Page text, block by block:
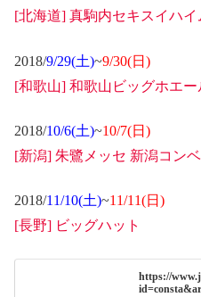
[北海道] 真駒内セキスイハ
2018/9/29(土)~9/30(日)
[和歌山] 和歌山ビッグホエー
2018/10/6(土)~10/7(日)
[新潟] 朱鷺メッセ 新潟コン
2018/11/10(土)~11/11(日)
[長野] ビッグハット
https://